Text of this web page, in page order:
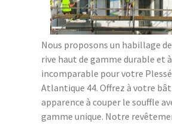
Nous proposons un habillage
rive haut de gamme durable et
incomparable pour votre
Atlantique 44. Offrez à votre
apparence à couper le souffle
gamme unique. Notre